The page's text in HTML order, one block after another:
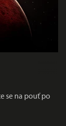
se na pouť po